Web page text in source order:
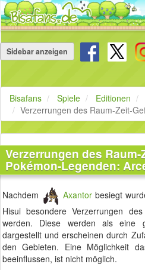
überspringen
Sidebar anzeigen
Bisafans Spiele Editionen
Verzerrungen des Raum-Zeit-
Verzerrungen des
Pokémon-Legenden:
Nachdem Axantorbesiegt
Hisui besondere Verzerrungen
werden. Diese werden als eine
dargestellt und erscheinen durch
den Gebieten. Eine Möglichkeit
beeinflussen, ist nicht möglich.